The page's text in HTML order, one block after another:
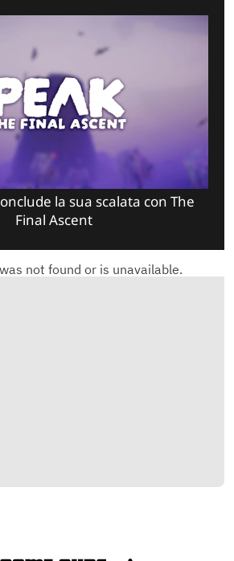
la sua scalata con The
Final Ascent